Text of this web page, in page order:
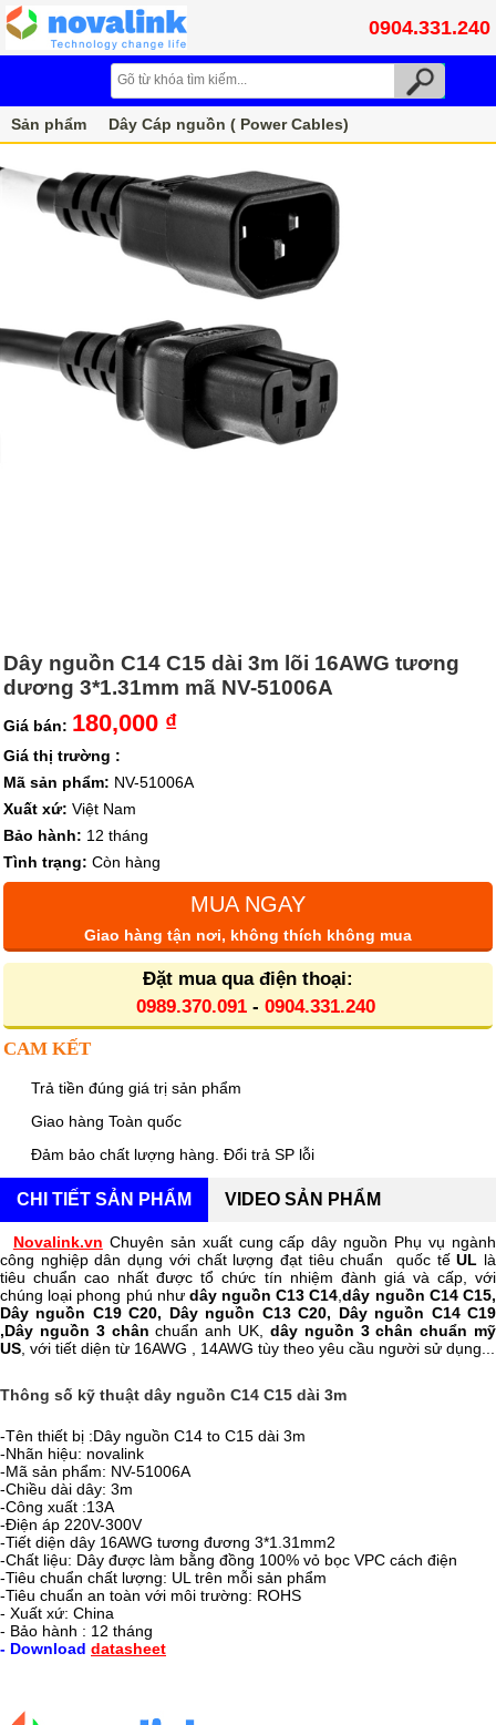
0904.331.240
Sản phẩm Dây Cáp nguồn ( Power Cables)
Dây nguồn C14 C15 dài 3m lõi 16AWG tương
dương 3*1.31mm mã NV-51006A
Giá bán: 180,000 ₫
Giá thị trường :
Mã sản phẩm: NV-51006A
Xuất xứ: Việt Nam
Bảo hành: 12 tháng
Tình trạng: Còn hàng
MUA NGAY
Giao hàng tận nơi, không thích không mua
Đặt mua qua điện thoại:
0989.370.091- 0904.331.240
CAM KẾT
Trả tiền đúng giá trị sản phẩm
Giao hàng Toàn quốc
Đảm bảo chất lượng hàng. Đổi trả SP lỗi
CHI TIẾT SẢN PHẨM VIDEO SẢN PHẨM
Novalink.vn Chuyên sản xuất cung cấp dây nguồn Phụ vụ ngành
công nghiệp dân dụng với chất lượng đạt tiêu chuẩn quốc tếUL là
tiêu chuẩn cao nhất được tổ chức tín nhiệm đành giá và cấp, với
chúng loại phong phú như dây nguồn C13 C14 ,dây nguồn C14 C15,
Dây nguồn C19 C20, Dây nguồn C13 C20, Dây nguồn C14 C19
,Dây nguồn 3 chân chuẩn anh UK, dây nguồn 3 chân chuẩn mỹ
US , với tiết diện từ 16AWG , 14AWG tùy theo yêu cầu người sử dụng...
Thông số kỹ thuật dây nguồn C14 C15 dài 3m
-Tên thiết bị :Dây nguồn C14 to C15 dài 3m
-Nhãn hiệu: novalink
-Mã sản phẩm: NV-51006A
-Chiều dài dây: 3m
-Công xuất :13A
-Điện áp 220V-300V
-Tiết diện dây 16AWG tương đương 3*1.31mm2
-Chất liệu: Dây được làm bằng đồng 100% vỏ bọc VPC cách điện
-Tiêu chuẩn chất lượng: UL trên mỗi sản phẩm
-Tiêu chuẩn an toàn với môi trường: ROHS
- Xuất xứ: China
- Bảo hành : 12 tháng
- Download datasheet